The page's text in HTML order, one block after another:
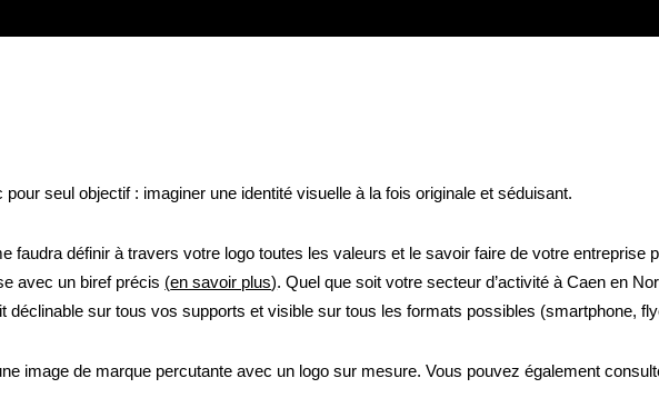
seul objectif : imaginer une identité visuelle à la fois originale et séduisant.
faudra définir à travers votre logo toutes les valeurs et le savoir faire de votre entreprise
avec un biref précis (en savoir plus). Quel que soit votre secteur d’activité à Caen en
déclinable sur tous vos supports et visible sur tous les formats possibles (smartphone,
image de marque percutante avec un logo sur mesure. Vous pouvez également